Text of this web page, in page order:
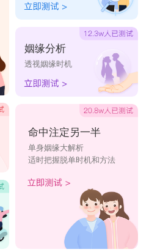
姻缘分析
透视姻缘时机
命中注定另一半
单身姻缘大解析
适时把握脱单时机和方法